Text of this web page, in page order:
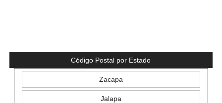
Código Postal por Estado
Zacapa
Jalapa